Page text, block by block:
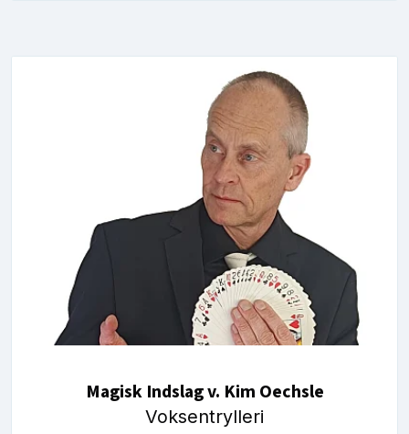
Magisk Indslag v. Kim Oechsle
Voksentrylleri